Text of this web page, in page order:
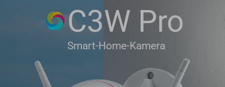
C3W Pro
Smart-Home-Kamera